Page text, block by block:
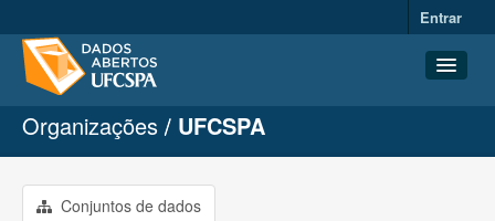
Entrar
Conjuntos de dados
Organizações
Grupos
Organizações UFCSPA
Conjuntos de dados